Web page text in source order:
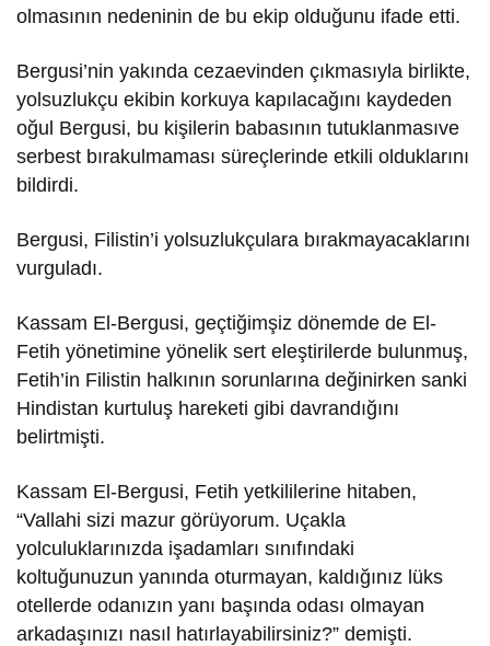
olmasının nedeninin de bu ekip olduğunu ifade etti.
Bergusi’nin yakında cezaevinden çıkmasıyla birlikte,
yolsuzlukçu ekibin korkuya kapılacağını kaydeden
oğul Bergusi, bu kişilerin babasının tutuklanmasıve
serbest bırakulmaması süreçlerinde etkili olduklarını
bildirdi.
Bergusi, Filistin’i yolsuzlukçulara bırakmayacaklarını
vurguladı.
Kassam El-Bergusi, geçtiğimşiz dönemde de El-
Fetih yönetimine yönelik sert eleştirilerde bulunmuş,
Fetih’in Filistin halkının sorunlarına değinirken sanki
Hindistan kurtuluş hareketi gibi davrandığını
belirtmişti.
Kassam El-Bergusi, Fetih yetkililerine hitaben,
“Vallahi sizi mazur görüyorum. Uçakla
yolculuklarınızda işadamları sınıfındaki
koltuğunuzun yanında oturmayan, kaldığınız lüks
otellerde odanızın yanı başında odası olmayan
arkadaşınızı nasıl hatırlayabilirsiniz?” demişti.